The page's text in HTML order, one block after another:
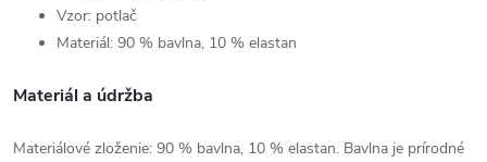
Vzor: potlač
Materiál: 90 % bavlna, 10 % elastan
Materiál a údržba
Materiálové zloženie: 90 % bavlna, 10 % elastan. Bavlna je prírodné